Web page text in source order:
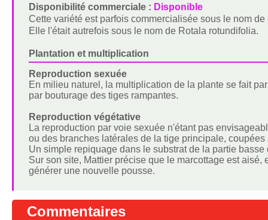
Disponibilité commerciale : Disponible
Cette variété est parfois commercialisée sous le nom de
Elle l'était autrefois sous le nom de Rotala rotundifolia.
Plantation et multiplication
Reproduction sexuée
En milieu naturel, la multiplication de la plante se fait
par bouturage des tiges rampantes.
Reproduction végétative
La reproduction par voie sexuée n'étant pas
ou des branches latérales de la tige principale,
Un simple repiquage dans le substrat de la partie
Sur son site, Mattier précise que le marcottage est
générer une nouvelle pousse.
Commentaires